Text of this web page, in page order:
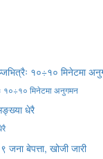
१०÷१० मिनेटमा अनुगमन